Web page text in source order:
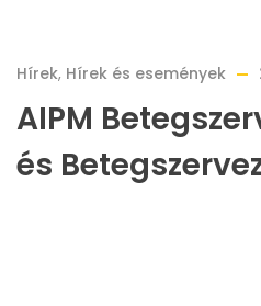
Hírek, Hírek és események
AIPM
és